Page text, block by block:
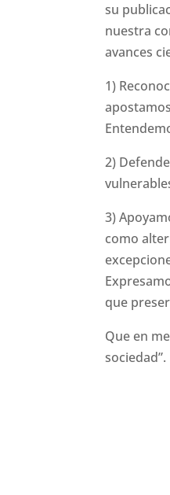
su
nuestra
avances
1)
2)
3)
como
que
Que en
sociedad”.